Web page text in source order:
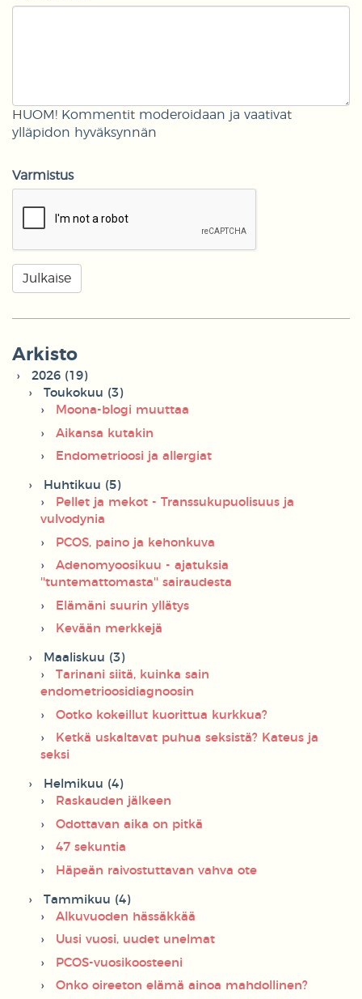
HUOM! Kommentit moderoidaan ja vaativat
ylläpidon hyväksynnän
Varmistus
Arkisto
2026 (19)
Toukokuu (3)
Moona-blogi muuttaa
Aikansa kutakin
Endometrioosi ja allergiat
Huhtikuu (5)
Pellet ja mekot - Transsukupuolisuus ja
vulvodynia
PCOS, paino ja kehonkuva
Adenomyoosikuu - ajatuksia
''tuntemattomasta'' sairaudesta
Elämäni suurin yllätys
Kevään merkkejä
Maaliskuu (3)
Tarinani siitä, kuinka sain
endometrioosidiagnoosin
Ootko kokeillut kuorittua kurkkua?
Ketkä uskaltavat puhua seksistä? Kateus ja
seksi
Helmikuu (4)
Raskauden jälkeen
Odottavan aika on pitkä
47 sekuntia
Häpeän raivostuttavan vahva ote
Tammikuu (4)
Alkuvuoden hässäkkää
Uusi vuosi, uudet unelmat
PCOS-vuosikoosteeni
Onko oireeton elämä ainoa mahdollinen?